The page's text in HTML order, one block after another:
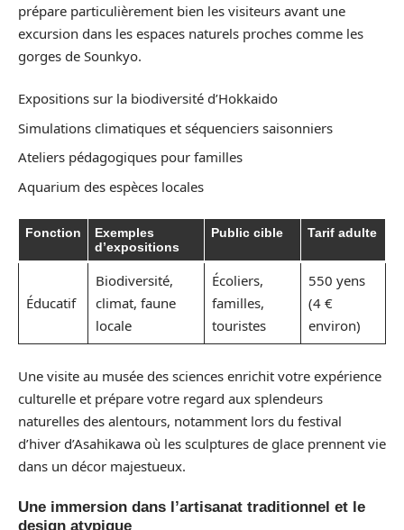
prépare particulièrement bien les visiteurs avant une
excursion dans les espaces naturels proches comme les
gorges de Sounkyo.
Expositions sur la biodiversité d’Hokkaido
Simulations climatiques et séquenciers saisonniers
Ateliers pédagogiques pour familles
Aquarium des espèces locales
Fonction
Exemples
d’expositions
Public cible Tarif adulte
Éducatif
Biodiversité,
climat, faune
locale
Écoliers,
familles,
touristes
550 yens
(4 €
environ)
Une visite au musée des sciences enrichit votre expérience
culturelle et prépare votre regard aux splendeurs
naturelles des alentours, notamment lors du festival
d’hiver d’Asahikawa où les sculptures de glace prennent vie
dans un décor majestueux.
Une immersion dans l’artisanat traditionnel et le
design atypique